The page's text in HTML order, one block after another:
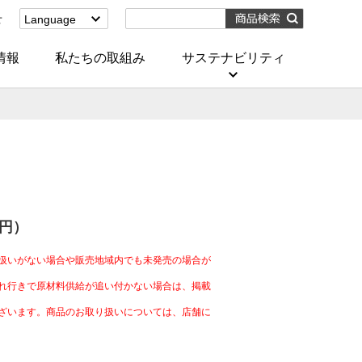
Language
(Corporate)
報 私たちの取組み サステナビリティ
）
いがない場合や販売地域内でも未発売の場合が
行きで原材料供給が追い付かない場合は、掲載
います。商品のお取り扱いについては、店舗に